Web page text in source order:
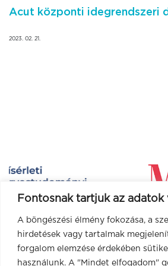
Fontosnak tartjuk az
A böngészési élmény fokozása, a
hirdetések vagy tartalmak
forgalom elemzése érdekében
használunk. A "Mindet elfogadom"
Acut központi idegrendszeri
2023. 02. 21.